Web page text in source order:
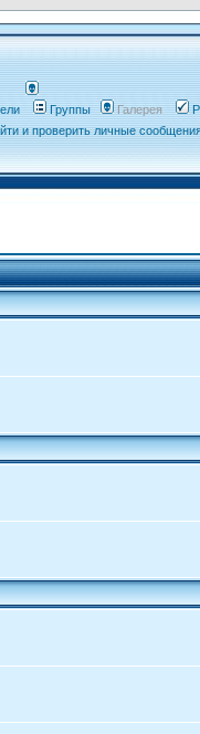
Группы Галерея
и проверить личные